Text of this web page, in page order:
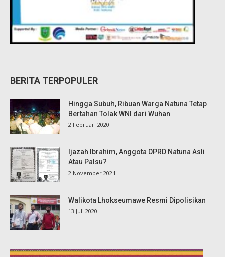
BERITA TERPOPULER
Hingga Subuh, Ribuan Warga Natuna Tetap
Bertahan Tolak WNI dari Wuhan
2 Februari 2020
Ijazah Ibrahim, Anggota DPRD Natuna Asli
Atau Palsu?
2 November 2021
Walikota Lhokseumawe Resmi Dipolisikan
13 Juli 2020